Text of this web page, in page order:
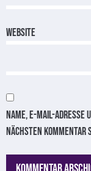
Website
Name, E-Mail-Adresse
nächsten Kommentar